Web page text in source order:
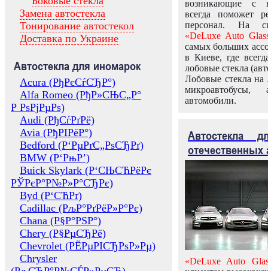
Замена автостекла
Тонирование автостекол
Доставка по Украине
Автостекла для иномарок
Acura (РђРєСѓСЂР°)
Alfa Romeo (РђР»СЊС„Р°
Р РѕРјРµРѕ)
Audi (РђСѓРґРё)
Avia (РђРІРёР°)
Bedford (Р‘РµРґС„РѕСЂРґ)
BMW (Р‘РњР’)
Buick Skylark (Р‘СЊСЋРёРє
РЎРєР°Р№Р»Р°СЂРє)
Byd (Р‘СЋРґ)
Cadillac (РљР°РґРёР»Р°Рє)
Chana (Р§Р°РЅР°)
Chery (Р§РµСЂРё)
Chevrolet (РЁРµРІСЂРѕР»Рµ)
Chrysler
возникающие с
всегда поможет
персонал. На
«DeLuxe Auto
самых больших
в Киеве, где
лобовые стекла
Лобовые стекла на
микроавтобусы,
автомобили.
Автостекла
отечественных
«DeLuxe Auto